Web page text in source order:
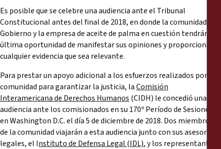
Es posible que se celebre una audiencia ante el Tribunal
Constitucional antes del final de 2018, en donde la comunidad, el
Gobierno y la empresa de aceite de palma en cuestión tendrán la
última oportunidad de manifestar sus opiniones y proporcionar
cualquier evidencia que sea relevante.
Para prestar un apoyo adicional a los esfuerzos realizados por la
comunidad para garantizar la justicia, laComisión
Interamericana de Derechos Humanos (CIDH) le concedió una
audiencia ante los comisionados en su 170º Período de Sesiones
en Washington D.C. el día 5 de diciembre de 2018. Dos miembros
de la comunidad viajarán a esta audiencia junto con sus asesores
legales, el Instituto de Defensa Legal (IDL), y los representantes